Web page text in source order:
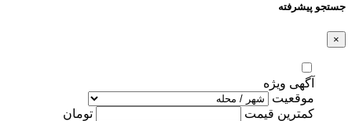
جستجو پیشرفته
×
آگهی ویژه
موقعیت
کمترین قیمت
تومان